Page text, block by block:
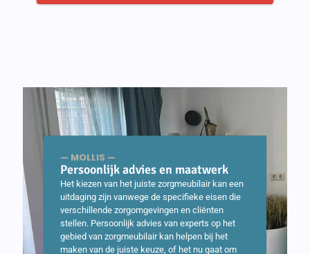
— MOLLIS —
Persoonlijk advies en maatwerk
Het kiezen van het juiste zorgmeubilair kan een
uitdaging zijn vanwege de specifieke eisen die
verschillende zorgomgevingen en cliënten
stellen. Persoonlijk advies van experts op het
gebied van zorgmeubilair kan helpen bij het
maken van de juiste keuze, of het nu gaat om